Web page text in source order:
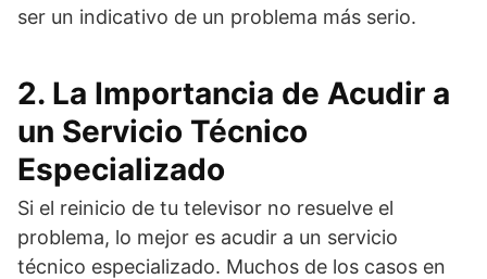
ser un indicativo de un problema más serio.
2. La Importancia de Acudir a
un Servicio Técnico
Especializado
Si el reinicio de tu televisor no resuelve el
problema, lo mejor es acudir a un servicio
técnico especializado. Muchos de los casos en